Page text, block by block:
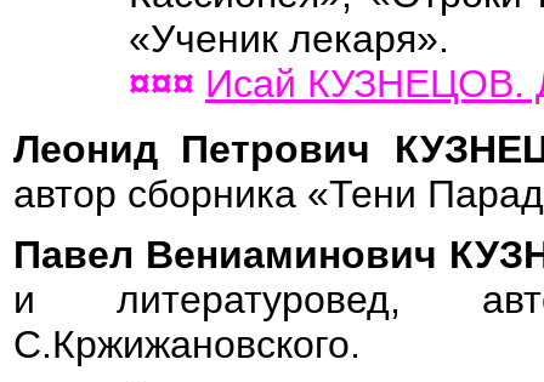
«Ученик лекаря».
¤¤¤ Исай КУЗНЕЦОВ.
Леонид Петрович
автор сборника «Тени
Павел Вениаминович
и литературовед,
С.Кржижановского.